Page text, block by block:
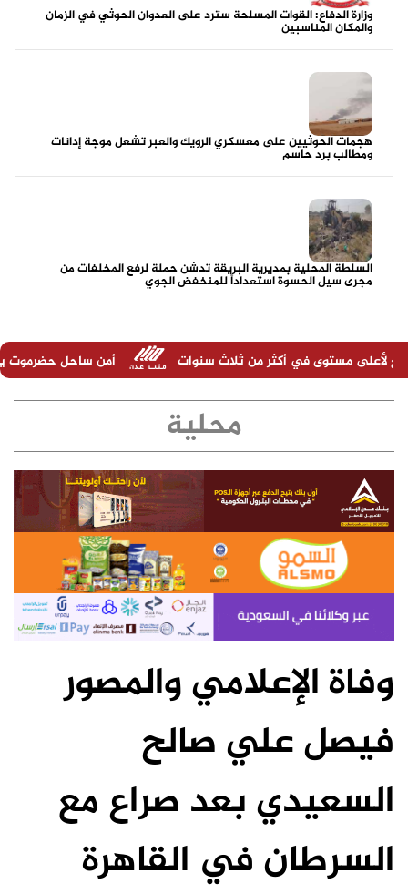
وزارة الدفاع: القوات المسلحة سترد على العدوان الحوثي في الزمان
والمكان المناسبين
هجمات الحوثيين على معسكري الرويك والعبر تشعل موجة إدانات
ومطالب برد حاسم
السلطة المحلية بمديرية البريقة تدشن حملة لرفع المخلفات من
مجرى سيل الحسوة استعداداً للمنخفض الجوي
أكثر من ثلاث سنوات أمن ساحل حضرموت يكثّف الدوريات
محلية
وفاة الإعلامي والمصور
فيصل علي صالح
السعيدي بعد صراع مع
السرطان في القاهرة